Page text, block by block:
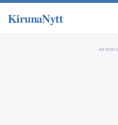
KirunaNytt
ANNONS